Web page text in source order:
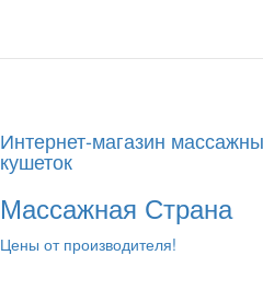
Интернет-магазин
кушеток
Массажная Страна
Цены от производителя!